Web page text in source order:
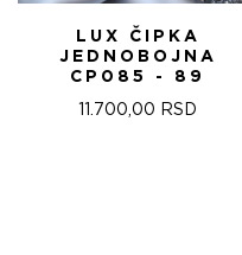
LUX ČIPKA
JEDNOBOJNA
CP085 - 89
11.700,00 RSD